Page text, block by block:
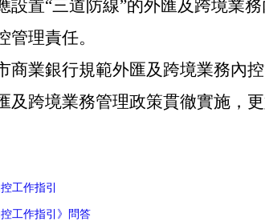
設置“三道防線”的外匯及跨境業
理責任。
商業銀行規範外匯及跨境業務內
及跨境業務管理政策貫徹實施，
工作指引
工作指引》問答